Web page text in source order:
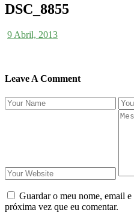
DSC_8855
9 Abril, 2013
Leave A Comment
Guardar o meu nome, email e
próxima vez que eu comentar.